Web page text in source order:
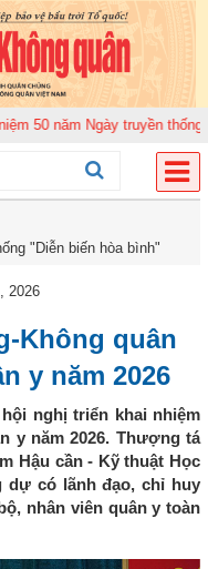
năm Ngày truyền thống (12-
"Diễn biến hòa bình"
2026
Không quân
y năm 2026
nghị triển khai nhiệm
y năm 2026. Thượng tá
Hậu cần - Kỹ thuật Học
dự có lãnh đạo, chỉ huy
nhân viên quân y toàn